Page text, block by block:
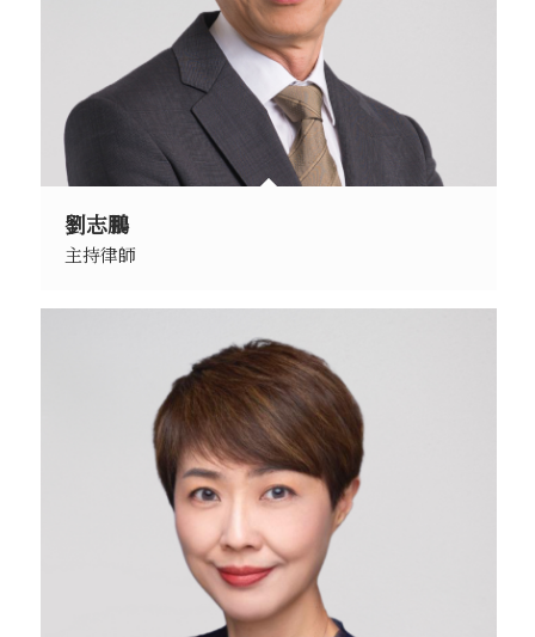
劉志鵬
主持律師